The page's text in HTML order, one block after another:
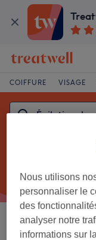
COIFFURE VISAGE
Trier par
Nous utilisons
personnaliser le
des
analyser notre
informations sur